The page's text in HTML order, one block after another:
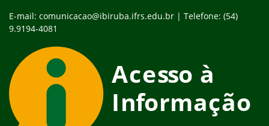
E-mail: comunicacao@ibiruba.ifrs.edu.br | Telefone: (54)
9.9194-4081